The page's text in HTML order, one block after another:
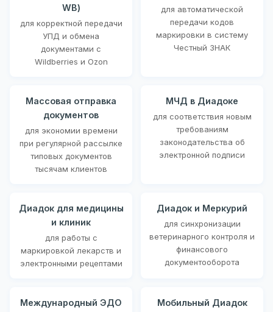
WB)
для корректной передачи
УПД и обмена
документами с
Wildberries и Ozon
для автоматической
передачи кодов
маркировки в систему
Честный ЗНАК
Массовая отправка
документов
для экономии времени
при регулярной рассылке
типовых документов
тысячам клиентов
МЧД в Диадоке
для соответствия новым
требованиям
законодательства об
электронной подписи
Диадок для медицины
и клиник
для работы с
маркировкой лекарств и
электронными рецептами
Диадок и Меркурий
для синхронизации
ветеринарного контроля и
финансового
документооборота
Международный ЭДО Мобильный Диадок